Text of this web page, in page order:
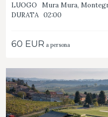
LUOGO
Mura Mura,
DURATA 02:00
60 EUR a persona